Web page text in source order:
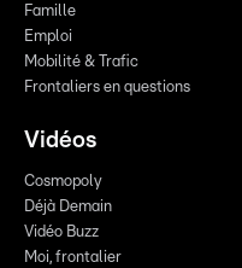
Famille
Emploi
Mobilité & Trafic
Frontaliers en questions
Vidéos
Cosmopoly
Déjà Demain
Vidéo Buzz
Moi, frontalier